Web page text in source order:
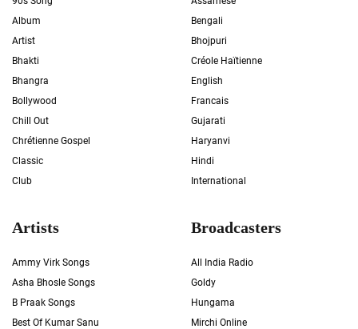
Album
Artist
Bhakti
Bhangra
Bollywood
Chill Out
Chrétienne Gospel
Classic
Club
Bengali
Bhojpuri
Créole Haïtienne
English
Francais
Gujarati
Haryanvi
Hindi
International
Artists
Ammy Virk Songs
Asha Bhosle Songs
B Praak Songs
Best Of Kumar Sanu
Broadcasters
All India Radio
Goldy
Hungama
Mirchi Online